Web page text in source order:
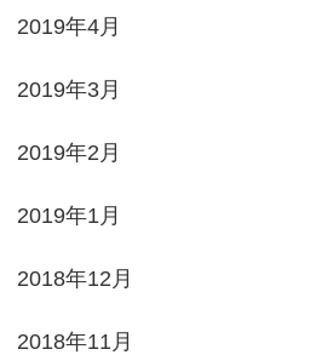
2019年4月
2019年3月
2019年2月
2019年1月
2018年12月
2018年11月